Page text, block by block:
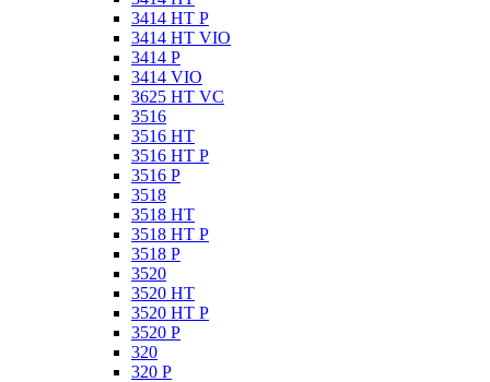
3414 HT P
3414 HT VIO
3414 P
3414 VIO
3625 HT VC
3516
3516 HT
3516 HT P
3516 P
3518
3518 HT
3518 HT P
3518 P
3520
3520 HT
3520 HT P
3520 P
320
320 P